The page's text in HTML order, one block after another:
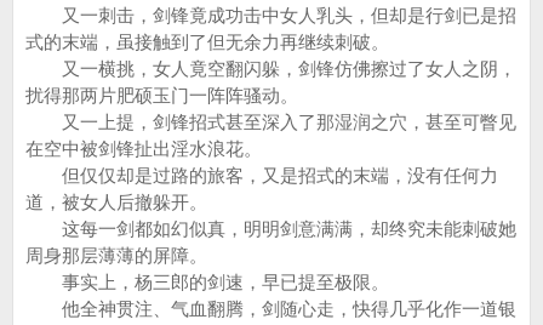
又一刺击，剑锋竟成功击中女人乳头，但却是行剑已是招
式的末端，虽接触到了但无余力再继续刺破。
又一横挑，女人竟空翻闪躲，剑锋仿佛擦过了女人之阴，
扰得那两片肥硕玉门一阵阵骚动。
又一上提，剑锋招式甚至深入了那湿润之穴，甚至可瞥见
在空中被剑锋扯出淫水浪花。
但仅仅却是过路的旅客，又是招式的末端，没有任何力
道，被女人后撤躲开。
这每一剑都如幻似真，明明剑意满满，却终究未能刺破她
周身那层薄薄的屏障。
事实上，杨三郎的剑速，早已提至极限。
他全神贯注、气血翻腾，剑随心走，快得几乎化作一道银